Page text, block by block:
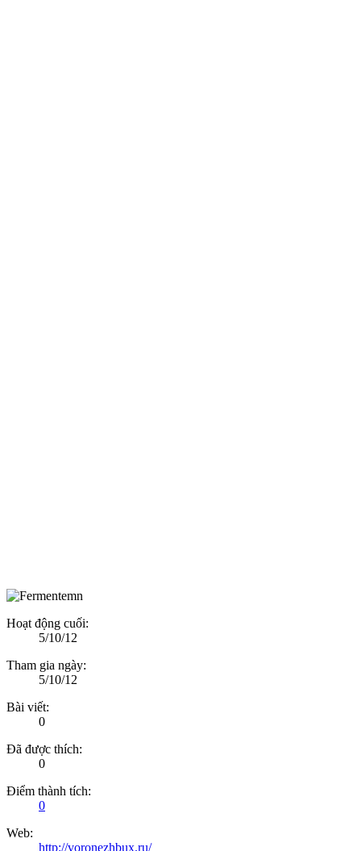
Hoạt động cuối:
5/10/12
Tham gia ngày:
5/10/12
Bài viết:
0
Đã được thích:
0
Điểm thành tích:
0
Web:
http://voronezhbux.ru/